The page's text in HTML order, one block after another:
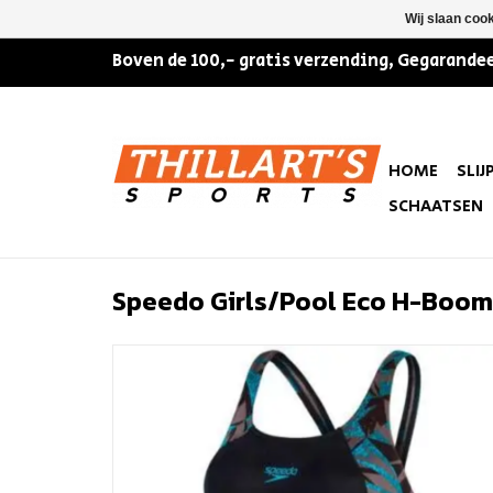
Boven de 100,- gratis verzending,
HOME
SCHAATSEN
Speedo Girls/Pool Eco H-
Wij slaan